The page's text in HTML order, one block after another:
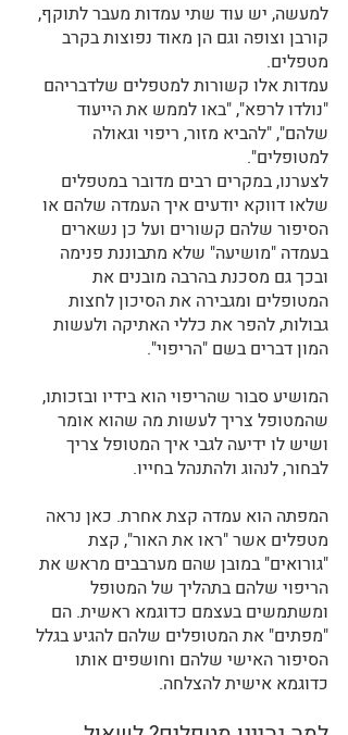
למעשה, יש עוד שתי עמדות מעבר לתוקף,
קורבן וצופה וגם הן מאוד נפוצות בקרב
מטפלים.
עמדות אלו קשורות למטפלים שלדבריהם
"נולדו לרפא", "באו לממש את הייעוד
שלהם", "להביא מזור, ריפוי וגאולה
למטופלים".
לצערנו, במקרים רבים מדובר במטפלים
שלאו דווקא יודעים איך העמדה שלהם או
הסיפור שלהם קשורים ועל כן נשארים
בעמדה "מושיעה" שלא מתבוננת פנימה
ובכך גם מסכנת בהרבה מובנים את
המטופלים ומגבירה את הסיכון לחצות
גבולות, להפר את כללי האתיקה ולעשות
המון דברים בשם "הריפוי".
המושיע סבור שהריפוי הוא בידיו ובזכותו,
שהמטופל צריך לעשות מה שהוא אומר
ושיש לו ידיעה לגבי איך המטופל צריך
לבחור, לנהוג ולהתנהל בחייו.
המפתה הוא עמדה קצת אחרת. כאן נראה
מטפלים אשר "ראו את האור", קצת
"גורואים" במובן שהם מערבבים מראש את
הריפוי שלהם בתהליך של המטופל
ומשתמשים בעצמם כדוגמא ראשית. הם
"מפתים" את המטופלים שלהם להגיע בגלל
הסיפור האישי שלהם וחושפים אותו
כדוגמא אישית להצלחה.